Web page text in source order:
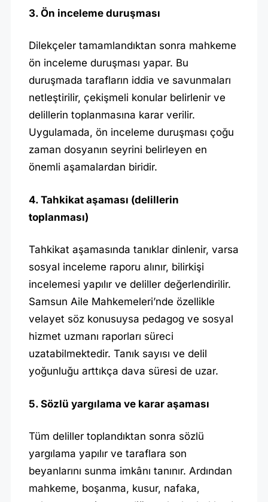
3. Ön inceleme duruşması
Dilekçeler tamamlandıktan sonra mahkeme
ön inceleme duruşması yapar. Bu
duruşmada tarafların iddia ve savunmaları
netleştirilir, çekişmeli konular belirlenir ve
delillerin toplanmasına karar verilir.
Uygulamada, ön inceleme duruşması çoğu
zaman dosyanın seyrini belirleyen en
önemli aşamalardan biridir.
4. Tahkikat aşaması (delillerin
toplanması)
Tahkikat aşamasında tanıklar dinlenir, varsa
sosyal inceleme raporu alınır, bilirkişi
incelemesi yapılır ve deliller değerlendirilir.
Samsun Aile Mahkemeleri’nde özellikle
velayet söz konusuysa pedagog ve sosyal
hizmet uzmanı raporları süreci
uzatabilmektedir. Tanık sayısı ve delil
yoğunluğu arttıkça dava süresi de uzar.
5. Sözlü yargılama ve karar aşaması
Tüm deliller toplandıktan sonra sözlü
yargılama yapılır ve taraflara son
beyanlarını sunma imkânı tanınır. Ardından
mahkeme, boşanma, kusur, nafaka,